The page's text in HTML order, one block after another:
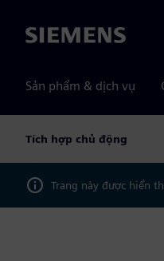
Siemens
Sản phẩm & dịch vụ
Tích hợp chủ động
Trang này được hiển